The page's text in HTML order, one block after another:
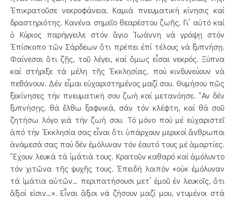
᾿Επικρατοῦσε νεκροφάνεια. Καμιά πνευματική κίνησις καί
δραστηριότης. Κανένα σημεῖο θεαρέστου ζωῆς. Γι’ αὐτό καί
ὁ Κύριος παρήγγειλε στόν ἅγιο ᾿Ιωάννη νά γράψῃ στόν
᾿Επίσκοπο τῶν Σάρδεων ὅτι πρέπει ἐπί τέλους νά ξυπνήσῃ.
Φαίνεσαι ὅτι ζῇς, τοῦ λέγει, καί ὅμως εἶσαι νεκρός. Ξύπνα
καί στήριξε τά μέλη τῆς ᾿Εκκλησίας, πού κινδυνεύουν νά
πεθάνουν. Δέν εἶμαι εὐχαριστημένος μαζί σου. Θυμήσου πῶς
ξεκίνησες τήν πνευματική σου ζωή καί μετανόησε. ῎Αν δέν
ξυπνήσῃς, θά ἔλθω ξαφνικά, σάν τόν κλέφτη, καί θά σοῦ
ζητήσω λόγο γιά τήν ζωή σου. Τό μόνο πού μέ εὐχαριστεῖ
ἀπό τήν ᾿Εκκλησία σας εἶναι ὅτι ὑπάρχουν μερικοί ἄνθρωποι
ἀνάμεσά σας πού δέν ἐμόλυναν τόν ἑαυτό τους μέ ἁμαρτίες.
῎Εχουν λευκά τά ἱμάτιά τους. Κρατοῦν καθαρό καί ἀμόλυντο
τόν χιτῶνα τῆς ψυχῆς τους. ᾿Επειδή λοιπόν «οὐκ ἐμόλυναν
τά ἱμάτια αὐτῶν… περιπατήσουσι μετ’ ἐμοῦ ἐν λευκοῖς, ὅτι
ἄξιοί εἰσιν…». Εἶναι ἄξιοι νά ζήσουν μαζί μου, ντυμένοι στά